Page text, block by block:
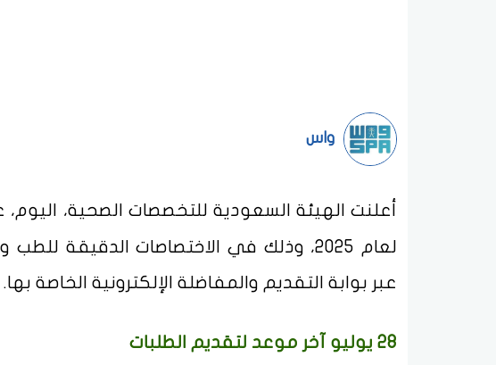
واس
أعلنت الهيئة السعودية للتخصصات الصحية،
لعام 2025، وذلك في الاختصاصات الدقيقة
عبر بوابة التقديم والمفاضلة الإلكترونية الخاصة بها.
28 يوليو آخر موعد لتقديم الطلبات